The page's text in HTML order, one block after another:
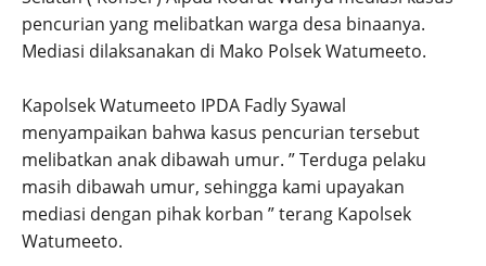
pencurian yang melibatkan warga desa binaanya.
Mediasi dilaksanakan di Mako Polsek Watumeeto.
Kapolsek Watumeeto IPDA Fadly Syawal
menyampaikan bahwa kasus pencurian tersebut
melibatkan anak dibawah umur. ” Terduga pelaku
masih dibawah umur, sehingga kami upayakan
mediasi dengan pihak korban ” terang Kapolsek
Watumeeto.